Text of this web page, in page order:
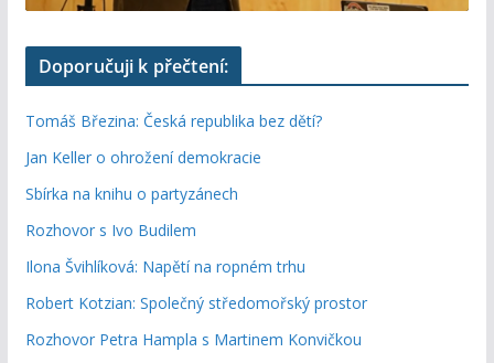
Doporučuji k přečtení:
Tomáš Březina: Česká republika bez dětí?
Jan Keller o ohrožení demokracie
Sbírka na knihu o partyzánech
Rozhovor s Ivo Budilem
Ilona Švihlíková: Napětí na ropném trhu
Robert Kotzian: Společný středomořský prostor
Rozhovor Petra Hampla s Martinem Konvičkou